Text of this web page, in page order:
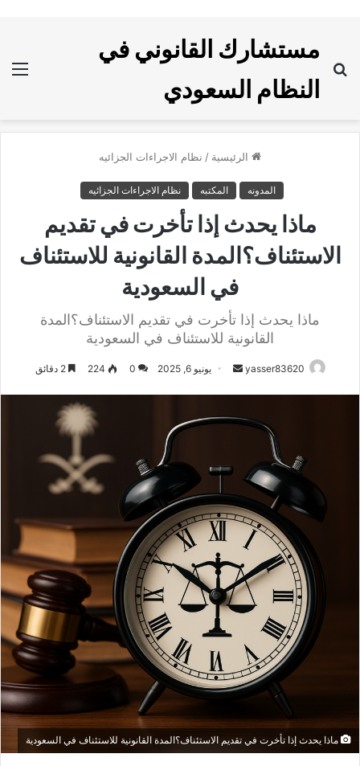
مستشارك القانوني في
النظام السعودي
الرئيسية / نظام الاجراءات الجزائيه
المدونه المكتبه نظام الاجراءات الجزائيه
ماذا يحدث إذا تأخرت في تقديم
الاستئناف؟المدة القانونية للاستئناف
في السعودية
ماذا يحدث إذا تأخرت في تقديم الاستئناف؟المدة
القانونية للاستئناف في السعودية
yasser83620
ل
ر
د
ا
ل
ك
ت
و
ي
يونيو 6, 2025 0
224 2 دقائق
ماذا يحدث إذا تأخرت في تقديم الاستئناف؟المدة القانونية للاستئناف في السعودية